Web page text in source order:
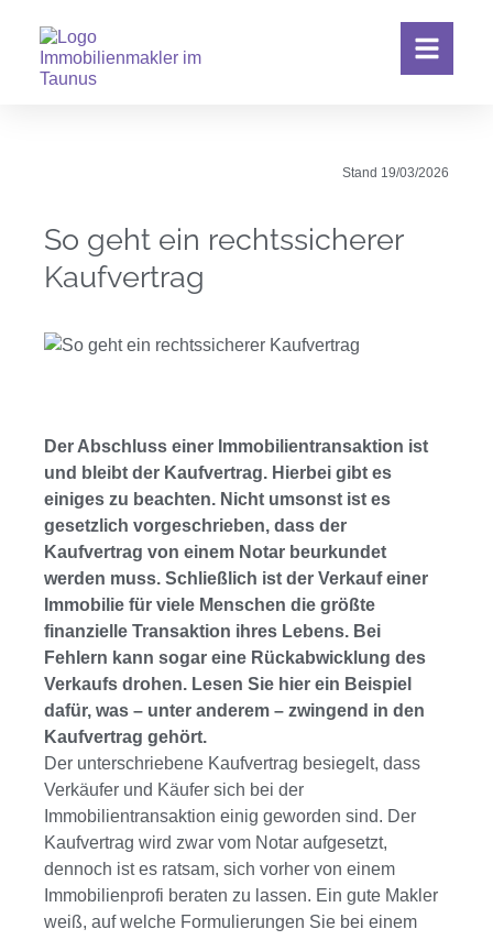
Stand 19/03/2026
So geht ein rechtssicherer
Kaufvertrag
Der Abschluss einer Immobilientransaktion ist
und bleibt der Kaufvertrag. Hierbei gibt es
einiges zu beachten. Nicht umsonst ist es
gesetzlich vorgeschrieben, dass der
Kaufvertrag von einem Notar beurkundet
werden muss. Schließlich ist der Verkauf einer
Immobilie für viele Menschen die größte
finanzielle Transaktion ihres Lebens. Bei
Fehlern kann sogar eine Rückabwicklung des
Verkaufs drohen. Lesen Sie hier ein Beispiel
dafür, was – unter anderem – zwingend in den
Kaufvertrag gehört.
Der unterschriebene Kaufvertrag besiegelt, dass
Verkäufer und Käufer sich bei der
Immobilientransaktion einig geworden sind. Der
Kaufvertrag wird zwar vom Notar aufgesetzt,
dennoch ist es ratsam, sich vorher von einem
Immobilienprofi beraten zu lassen. Ein gute Makler
weiß, auf welche Formulierungen Sie bei einem